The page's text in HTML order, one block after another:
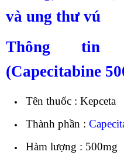
và ung thư vú
Thông tin
(Capecitabine
Tên thuốc : Kepceta
Thành phần :
Hàm lượng : 500mg